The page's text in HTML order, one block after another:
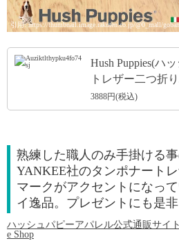
引用: https://thumbnail.image.rakuten.co.jp/@0_mall/
Hush Puppies(ハ
トレザー二つ折
3888円(税込)
熟練した職人のみ手掛ける
YANKEE社のタンポナート
マークがアクセントになっ
イ逸品。プレゼントにも是非
ハッシュパピーアパレル公式通販サイ
e Shop